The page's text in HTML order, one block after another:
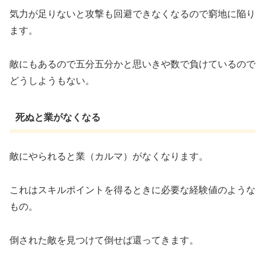
気力が足りないと攻撃も回避できなくなるので窮地に陥り
ます。
敵にもあるので五分五分かと思いきや数で負けているので
どうしようもない。
死ぬと業がなくなる
敵にやられると業（カルマ）がなくなります。
これはスキルポイントを得るときに必要な経験値のような
もの。
倒された敵を見つけて倒せば還ってきます。